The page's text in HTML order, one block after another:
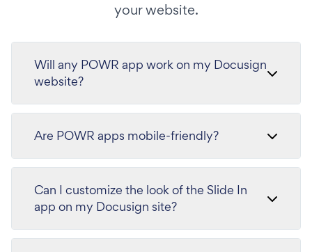
your website.
Will any POWR app work on my Docusign
website?
Are POWR apps mobile-friendly?
Can I customize the look of the Slide In
app on my Docusign site?